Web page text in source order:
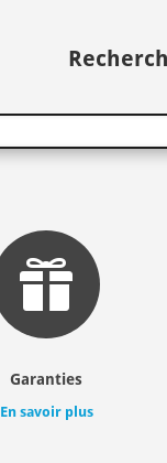

Garanties
En savoir plus